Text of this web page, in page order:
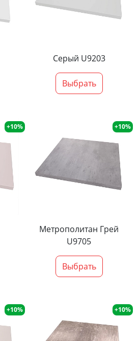
Серый U9203
Выбрать
+10% +10%
Метрополитан Грей
U9705
Выбрать
+10% +10%